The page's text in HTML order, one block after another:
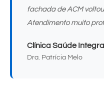
fachada de ACM
Atendimento muito
Clínica Saúde Integral
Dra. Patrícia Melo